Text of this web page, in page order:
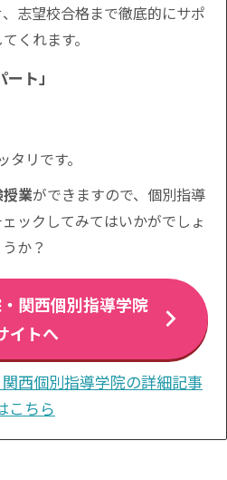
志望校合格まで徹底的にサポ
くれます。
ト」
タリです。
業ができますので、個別指導
ックしてみてはいかがでしょ
うか？
関西個別指導学院
イトへ
西個別指導学院の詳細記事
こちら